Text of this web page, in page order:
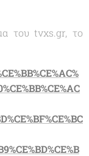
του tvxs.gr, το